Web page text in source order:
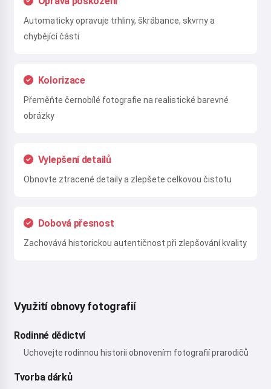
Automaticky opravuje trhliny, škrábance, skvrny a
chybějící části
Kolorizace
Přeměňte černobílé fotografie na realistické barevné
obrázky
Vylepšení detailů
Obnovte ztracené detaily a zlepšete celkovou čistotu
Dobová přesnost
Zachovává historickou autentičnost při zlepšování kvality
Využití obnovy fotografií
Rodinné dědictví
Uchovejte rodinnou historii obnovením fotografií prarodičů
Tvorba dárků